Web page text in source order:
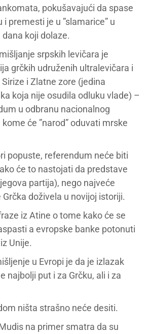
pokušavajući da spase
premesti je u ”slamarice” u
koji dolaze.
srpskih levičara je
grčkih udruženih ultralevičara i
i Zlatne zore (jedina
koja nije osudila odluku vlade) –
u odbranu nacionalnog
će ”narod” oduvati mrske
popuste, referendum neće biti
će to nastojati da predstave
partija), nego najveće
doživela u novijoj istoriji.
iz Atine o tome kako će se
a evropske banke potonuti
Unije.
u Evropi je da je izlazak
najbolji put i za Grčku, ali i za
ništa strašno neće desiti.
na primer smatra da su